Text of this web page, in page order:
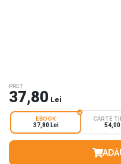
PREȚ
37,80 Lei
EBOOK
37,80 Lei
CARTE
54,00